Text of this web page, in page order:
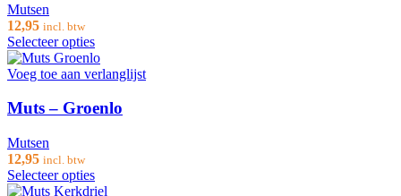
Mutsen
12,95 incl. btw
Selecteer opties
Voeg toe aan verlanglijst
Muts – Groenlo
Mutsen
12,95 incl. btw
Selecteer opties